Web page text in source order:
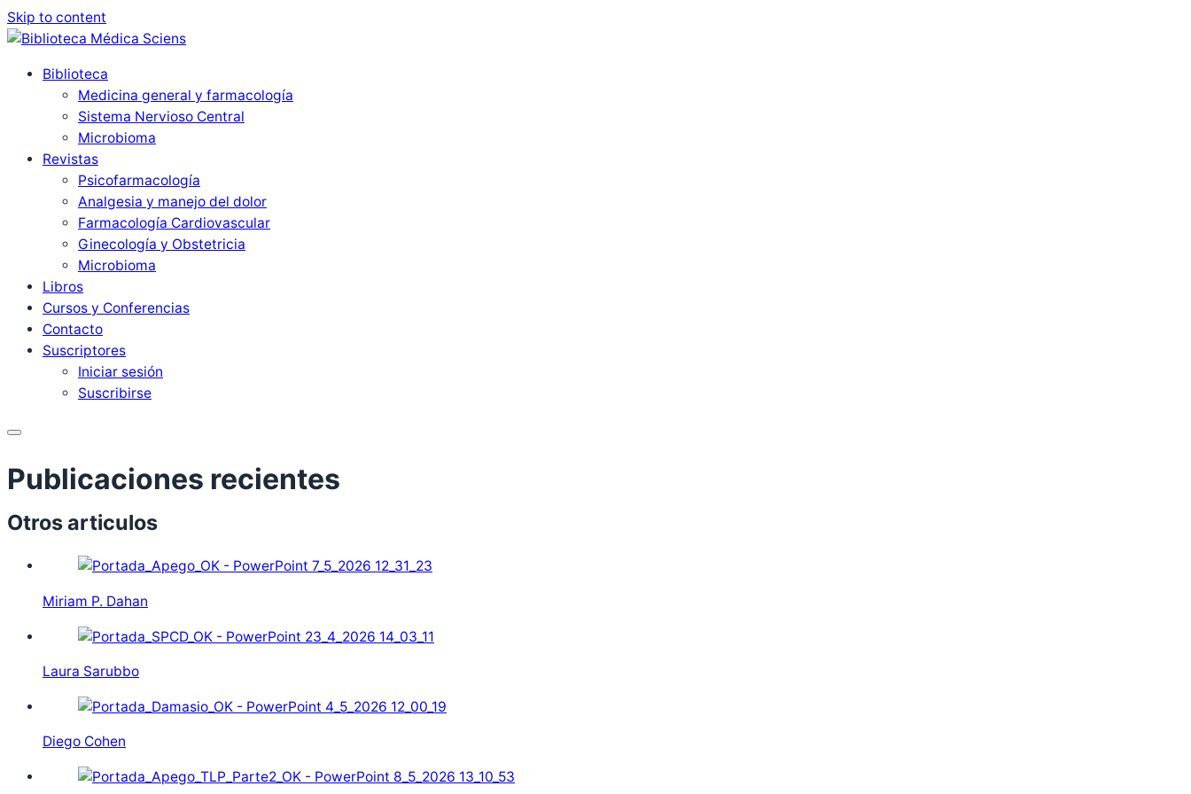
Skip to content
Biblioteca
Medicina general y farmacología
Sistema Nervioso Central
Microbioma
Revistas
Psicofarmacología
Analgesia y manejo del dolor
Farmacología Cardiovascular
Ginecología y Obstetricia
Microbioma
Libros
Cursos y Conferencias
Contacto
Suscriptores
Iniciar sesión
Suscribirse
Menu
Otros articulos
Miriam P. Dahan
Laura Sarubbo
Diego Cohen